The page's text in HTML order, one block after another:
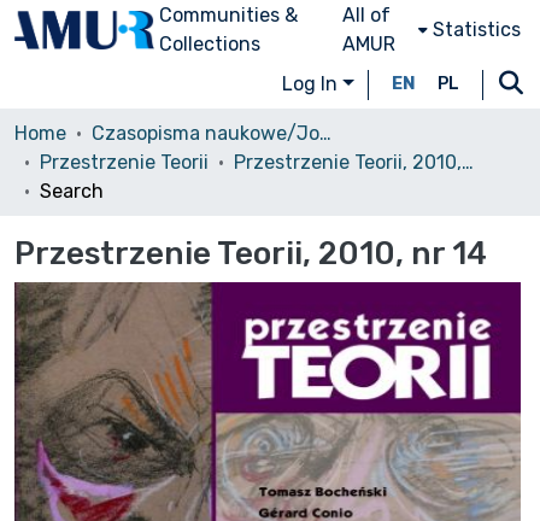
Communities &
Collections
All of
AMUR
Statistics
Log In EN PL
Home
Czasopisma naukowe/Journals
Przestrzenie Teorii
Przestrzenie Teorii, 2010, nr 14
Search
Przestrzenie Teorii, 2010, nr 14